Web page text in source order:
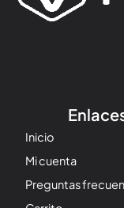
Inicio
Mi cuenta
Preguntas